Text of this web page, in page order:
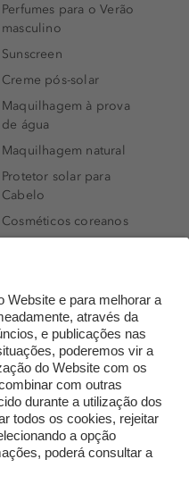
Perfumes para o Verão
masculino
Sunscreen
Creme pós-solar
Maquilhagem à prova
de água
Maquilhagem natural
Protetor solar para
Cabelo
Cosméticos coreanos
Perfumes árabes
Novidades
Melhores Perfumes
Femininos
TOP 10: Perfumes
Masculinos
Pestanas Postiças
Creme Rosto Homem